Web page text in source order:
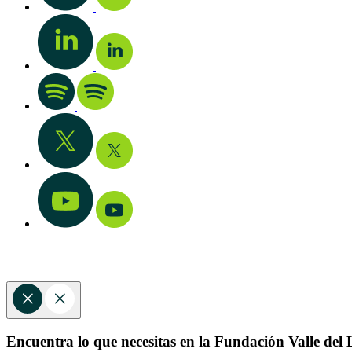
Encuentra lo que necesitas en la Fundación Valle del